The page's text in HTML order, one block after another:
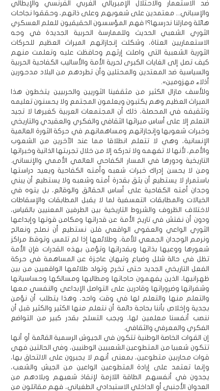
ضد الاستعمار والاحتلال الإمبريالي الغربي الفرنسي والإيطالي
والإسباني... معتمدين على شعوبهم وعلى ذاتهم، وحققوا نجاحات
هائلة ومازلنا ندرسها؟! فهم المؤسسون الحقيقيون للعلم العسكري
الثوري الشعبي الحديث وللممارسة الحربية الجديدة في وجه
الاستعماريين العتاة، وشكلت إنجازاتهم الميراث العظيم للحركات
الثورية الشعبية التي واصلت إرثهم وحافظت عليه وتعلمت منهم
كيف تصل إلى الغايات الكبرى لحرية الأمة والأساليب الكفاحية الحربية
والسياسية ضد المعتدين والمحتلين وأن تطردهم من البلاد مدحورين
أذلاء مهزومين».
وللأسف مازال الكثير من مثقفينا الثوريين والحربيين يتخطون هذا
الميراث العظيم وهم يكتبون ويعلمون المجتمع ولا يحسنون تعليمه
وتثقيفه في المحصلة، ذلك أن المجتمعات العربية كغيرها لا تجيد
التعلم إلا على أساس ميراثها الثقافي والفكري والعقيدي والتاريخي
وخبرات شعوبها وإنجازاتهم ومساهماتهم في حركة الثورة العالمية
الإنسانية، وهي لا تتعلم انطلاقا مما عند الآخرين من الشعوب
والأمم، لأنها لا تفهمه ولا تدركه إلا من خلال تجربتها الذاتية وخبراتها
التاريخية ودورها في المسار الكفاحي العالمي الأممي والإنساني.
ومن لا يحسن إدراك خبرات شعبه وأمته الكفاحية ويعيد دراستها
باستمرار لا يستطيع أن يثق بقدرة أمته وشعبه ولا يستطيع أن يبني
وجدان أمته الكفاحية على أساس الحقائق والوقائع، بل يتوه في
الخيالات والمطابقات التعسفية لما لا يقبل المطابقات والإسقاطات
لاختلاف الظروف والشروط التاريخية بين الطرفين المعنيين بالقياس،
ودون أن نفتش في تاريخ الأمة عن قدراتها ومكامن قوتها وإبداعها
الثوري الواعي والعفوي الواقعي فلن نستطيع أن نصلح ونعالج
ونرمم الوجدان الجمعي للأمة، وطلائعها إذا لم تلمس وتوقظ مراكز
شعورها ووعيها بذاتها وبقدراتها وتؤمن بهذه القدرات فإن الأمة
تظل في حالة شلل وضياع وتيهان عاجزة عن المساهمة في حركة
الفعل التاريخي الجديد حتى تخرج وتولد طلائعها الواقعيين من بين
ظهرانيها، الذين يفهمون حاجاتها ومطالبها ومسالكها وحساسياتها
وشفراتها وضروراتها وقادرين على التواصل الإبداعي والنفسي معها
والتعلم منها والتعلم لها في وقت واحد، وهذا يتطلب أن نؤمن
بجدية وإخلاص بأننا بحاجة دائمة أن نتعلم منها الكثير والكثير قبل أن
ننصب أنفسنا معلمين لها، ويجب التسلح بقدر كبير من التواضع
الفكري والمعرفي والثقافي.
إن القوات الخاصة الوطنية تتكون في الجيوش الرسمية القائمة أو أنها
تتكون شعبيا من المتطوعين الشعبيين الوطنيين، وفي الحالتين فهي
قوات محاربين متطوعين، بمعنى أنهم لا يجبرون على الالتحاق بها،
وإنما تعتمد على إرادة المتطوعين الواعين من الجيش والشعب،
يجدون في أنفسهم الطاقة اللازمة لإنقاذ شعبهم وبلادهم من
العدوان الأجنبي أو الداخلي الاستبدادي الطغياني، فهم مقاتلون من